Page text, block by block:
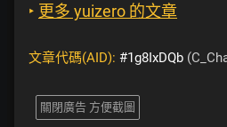
‣ 更多 yuizero 的文章
文章代碼(AID): #1g8IxDQb
關閉廣告 方便截圖